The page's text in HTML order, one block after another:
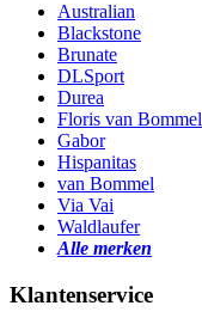
Australian
Blackstone
Brunate
DLSport
Durea
Floris van Bommel
Gabor
Hispanitas
van Bommel
Via Vai
Waldlaufer
Alle merken
Klantenservice